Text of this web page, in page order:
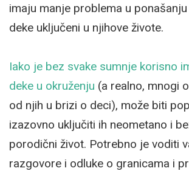
imaju manje problema u
deke uključeni u njihove živote.
Iako je bez svake sumnje korisno
deke u okruženju (a realno, mnogi
od njih u brizi o deci), može biti
izazovno uključiti ih neometano i
porodični život. Potrebno je voditi
razgovore i odluke o granicama i